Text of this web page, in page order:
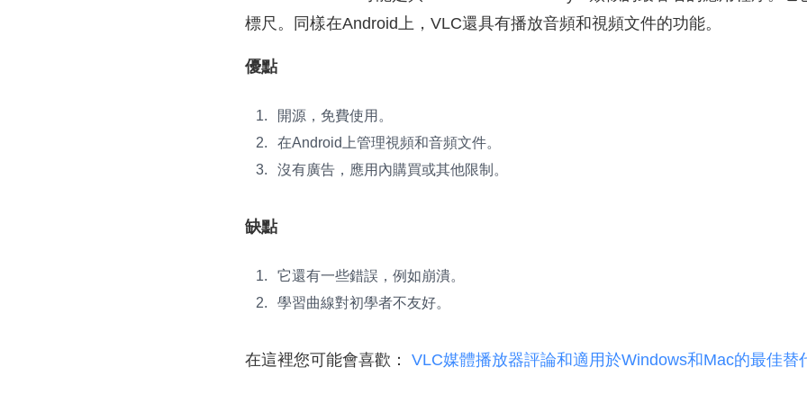
標尺。同樣在Android上，VLC還具有播放音頻和視頻文件的功能。
優點
開源，免費使用。
在Android上管理視頻和音頻文件。
沒有廣告，應用內購買或其他限制。
缺點
它還有一些錯誤，例如崩潰。
學習曲線對初學者不友好。
在這裡您可能會喜歡： VLC媒體播放器評論和適用於Windows和Mac的最佳替